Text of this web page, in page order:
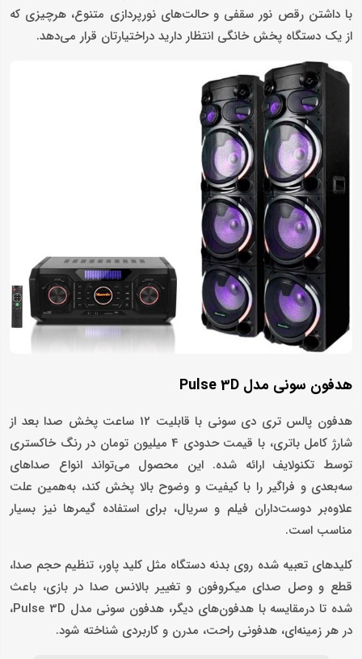
با داشتن رقص نور سقفی و حالت‌های نورپردازی متنوع، هرچیزی که
از یک دستگاه پخش خانگی انتظار دارید دراختیارتان قرار می‌دهد.
هدفون سونی مدل Pulse 3D
هدفون پالس تری دی سونی با قابلیت 12 ساعت پخش صدا بعد از
شارژ کامل باتری، با قیمت حدودی 4 میلیون تومان در رنگ خاکستری
توسط تکنولایف ارائه شده. این محصول می‌تواند انواع صداهای
سه‌بعدی و فراگیر را با کیفیت و وضوح بالا پخش کند، به‌همین علت
علاوه‌بر دوست‌داران فیلم و سریال، برای استفاده گیمرها نیز بسیار
مناسب است.
کلیدهای تعبیه شده روی بدنه دستگاه مثل کلید پاور، تنظیم حجم صدا،
قطع و وصل صدای میکروفون و تغییر بالانس صدا در بازی، باعث
شده تا درمقایسه با هدفون‌های دیگر، هدفون سونی مدل Pulse 3D،
در هر زمینه‌ای، هدفونی راحت، مدرن و کاربردی شناخته شود.